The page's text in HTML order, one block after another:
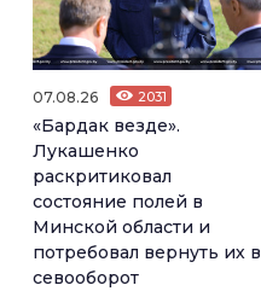
07.08.26 2031
«Бардак везде».
Лукашенко
раскритиковал
состояние полей в
Минской области и
потребовал вернуть их в
севооборот